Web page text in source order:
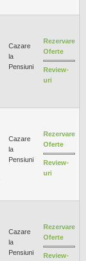
Cazare
la
Pensiuni
Rezervare
Oferte
Review-
uri
Cazare
la
Pensiuni
Rezervare
Oferte
Review-
uri
Cazare
la
Pensiuni
Rezervare
Oferte
Review-